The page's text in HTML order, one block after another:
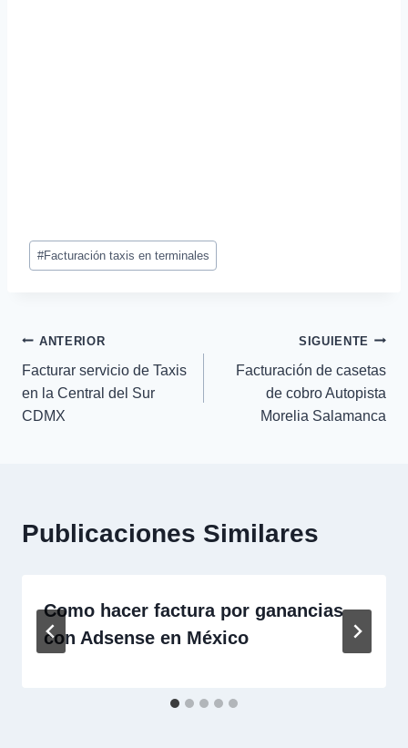
Etiquetas
de
#Facturación taxis en terminales
Navegación
de
entradas
ANTERIOR
Facturar servicio de Taxis
en la Central del Sur
CDMX
SIGUIENTE
Facturación de casetas
de cobro Autopista
Morelia Salamanca
Publicaciones Similares
Como hacer factura por ganancias
con Adsense en México